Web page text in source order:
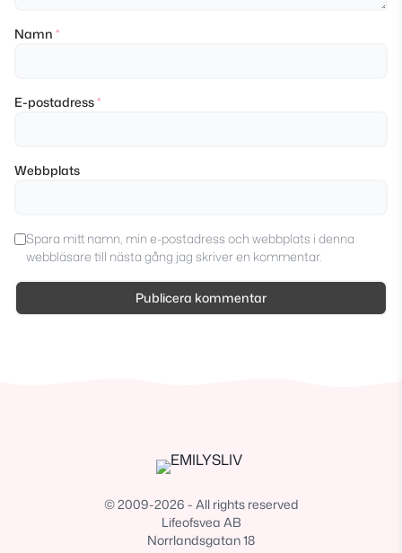
Namn *
E-postadress*
Webbplats
Spara mitt namn, min e-postadress och webbplats i denna
webbläsare till nästa gång jag skriver en kommentar.
© 2009-2026 - All rights reserved
Lifeofsvea AB
Norrlandsgatan 18